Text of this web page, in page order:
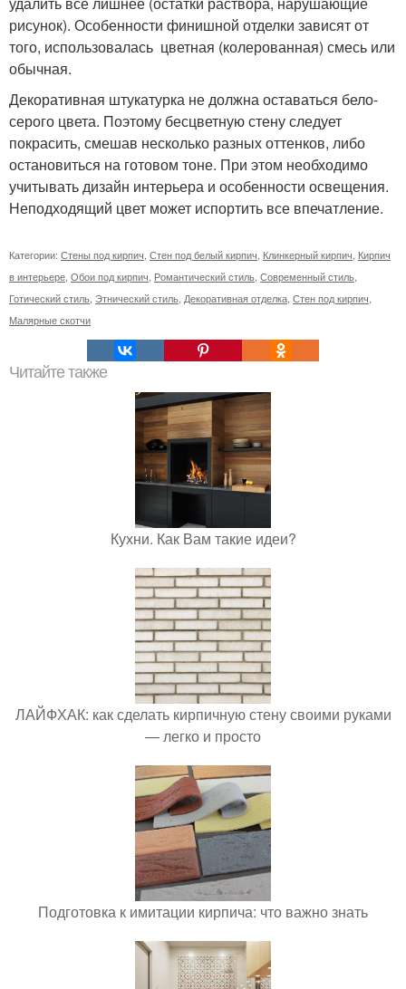
рисунок). Особенности финишной отделки зависят от
того, использовалась цветная (колерованная) смесь или
обычная.
Декоративная штукатурка не должна оставаться бело-
серого цвета. Поэтому бесцветную стену следует
покрасить, смешав несколько разных оттенков, либо
остановиться на готовом тоне. При этом необходимо
учитывать дизайн интерьера и особенности освещения.
Неподходящий цвет может испортить все впечатление.
Категории: Стены под кирпич, Стен под белый кирпич, Клинкерный кирпич, Кирпич
в интерьере, Обои под кирпич, Романтический стиль, Современный стиль,
Готический стиль, Этнический стиль, Декоративная отделка, Стен под кирпич,
Малярные скотчи
Читайте также
Кухни. Как Вам такие идеи?
ЛАЙФХАК: как сделать кирпичную стену своими руками
— легко и просто
Подготовка к имитации кирпича: что важно знать